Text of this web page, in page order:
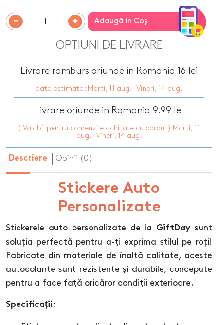
Adaugă în Coş
OPTIUNI DE LIVRARE
Livrare ramburs oriunde in Romania 16 lei
data estimata: Marti, 11 aug. -Vineri, 14 aug.
Livrare oriunde in Romania 9.99 lei
( Valabil pentru comenzile achitate cu cardul ) Marti, 11
aug. -Vineri, 14 aug.
Descriere Opinii (0)
Stickere Auto
Personalizate
Stickerele auto personalizate de la GiftDay sunt
soluția perfectă pentru a-ți exprima stilul pe roți!
Fabricate din materiale de înaltă calitate, aceste
autocolante sunt rezistente și durabile, concepute
pentru a face față oricăror condiții exterioare.
Specificații: